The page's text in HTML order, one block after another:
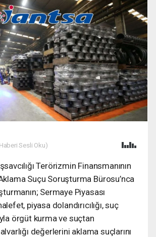
Sesli Oku)
Terörizmin Finansmanının
Suçu Soruşturma Bürosu’nca
Sermaye Piyasası
piyasa dolandırıcılığı, suç
örgüt kurma ve suçtan
değerlerini aklama suçlarını